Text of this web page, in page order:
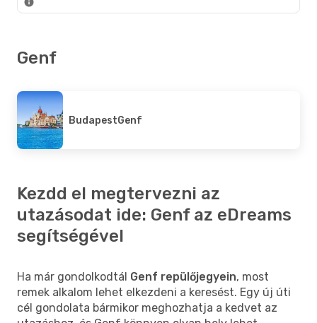
Genf
BudapestGenf
Kezdd el megtervezni az
utazásodat ide: Genf az eDreams
segítségével
Ha már gondolkodtál Genf repülőjegyein, most
remek alkalom lehet elkezdeni a keresést. Egy új úti
cél gondolata bármikor meghozhatja a kedvet az